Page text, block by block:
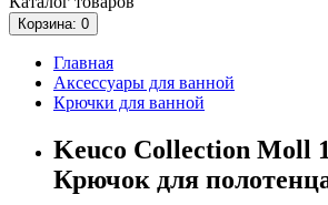
Корзина: 0
Главная
Аксессуары для ванной
Крючки для ванной
Keuco Collection Moll
Крючок для